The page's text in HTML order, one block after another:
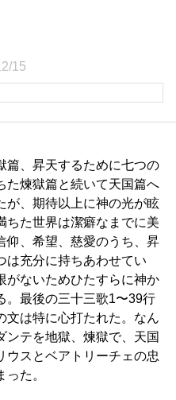
15
篇、昇天するために七つの
た煉獄篇と続いて天国篇へ
が、期待以上に神の光が眩
ちた世界は潔癖なまでに美
仰、希望、慈愛のうち、昇
は充分に持ちあわせてい
がないためひたすらに神か
。最後の三十三歌1〜39行
文は特に心打たれた。なん
ンテを地獄、煉獄で、天国
ウスとベアトリーチェの忠
た。